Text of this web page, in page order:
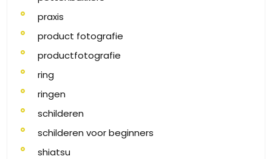
praxis
product fotografie
productfotografie
ring
ringen
schilderen
schilderen voor beginners
shiatsu